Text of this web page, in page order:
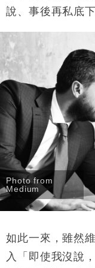
說、事後再私底
Photo from
Medium
如此一來，雖然
入「即使我沒說